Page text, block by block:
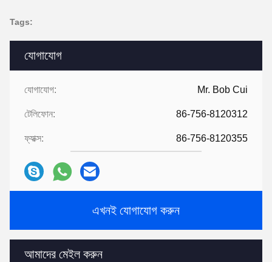
যোগাযোগ
যোগাযোগ: Mr. Bob Cui
টেলিফোন: 86-756-8120312
ফ্যাক্স: 86-756-8120355
এখনই যোগাযোগ করুন
আমাদের মেইল ​​করুন
Tags: